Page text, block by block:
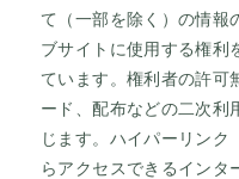
て（一部を除く）の情報
ブサイトに使用する権利
ています。権利者の許可
ード、配布などの二次利
じます。ハイパーリン
らアクセスできるインタ